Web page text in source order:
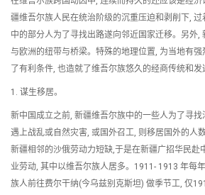
疆维吾尔族人民在统治阶级的沉重压迫和剥削下, 过
中的部分人为了寻找出路遂向邻近国家迁移。另外,
与欧洲的纽带与桥梁。特殊的地理位置, 为当地有
了有利条件, 也造就了维吾尔族悠久的经商传统和发
1. 谋生移居。
新中国成立之前, 新疆维吾尔族中的一些人为了寻找
遇上战乱或自然灾害, 或国外召工, 则移居国外的人
新疆相邻的沙俄劳动力短缺,于是在新疆广招华民赴
业劳动, 其中以维吾尔族人居多。1911- 1913 年每
族人前往费尔干纳(今乌兹别克斯坦) 做季节工, 仅